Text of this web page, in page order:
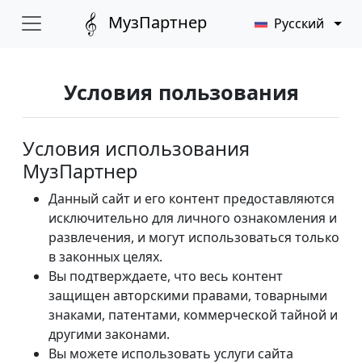
МузПартнер Русский
Условия пользования
Условия использования
МузПартнер
Данный сайт и его контент предоставляются
исключительно для личного ознакомления и
развлечения, и могут использоваться только
в законных целях.
Вы подтверждаете, что весь контент
защищен авторскими правами, товарными
знаками, патентами, коммерческой тайной и
другими законами.
Вы можете использовать услуги сайта